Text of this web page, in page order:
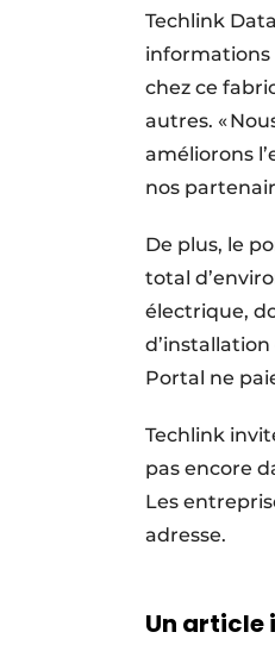
Techlink
informations
chez ce
autres. «
améliorons
nos
De plus, le
total
électrique,
Portal ne
Techlink
pas encore
Les
adresse.
Un article